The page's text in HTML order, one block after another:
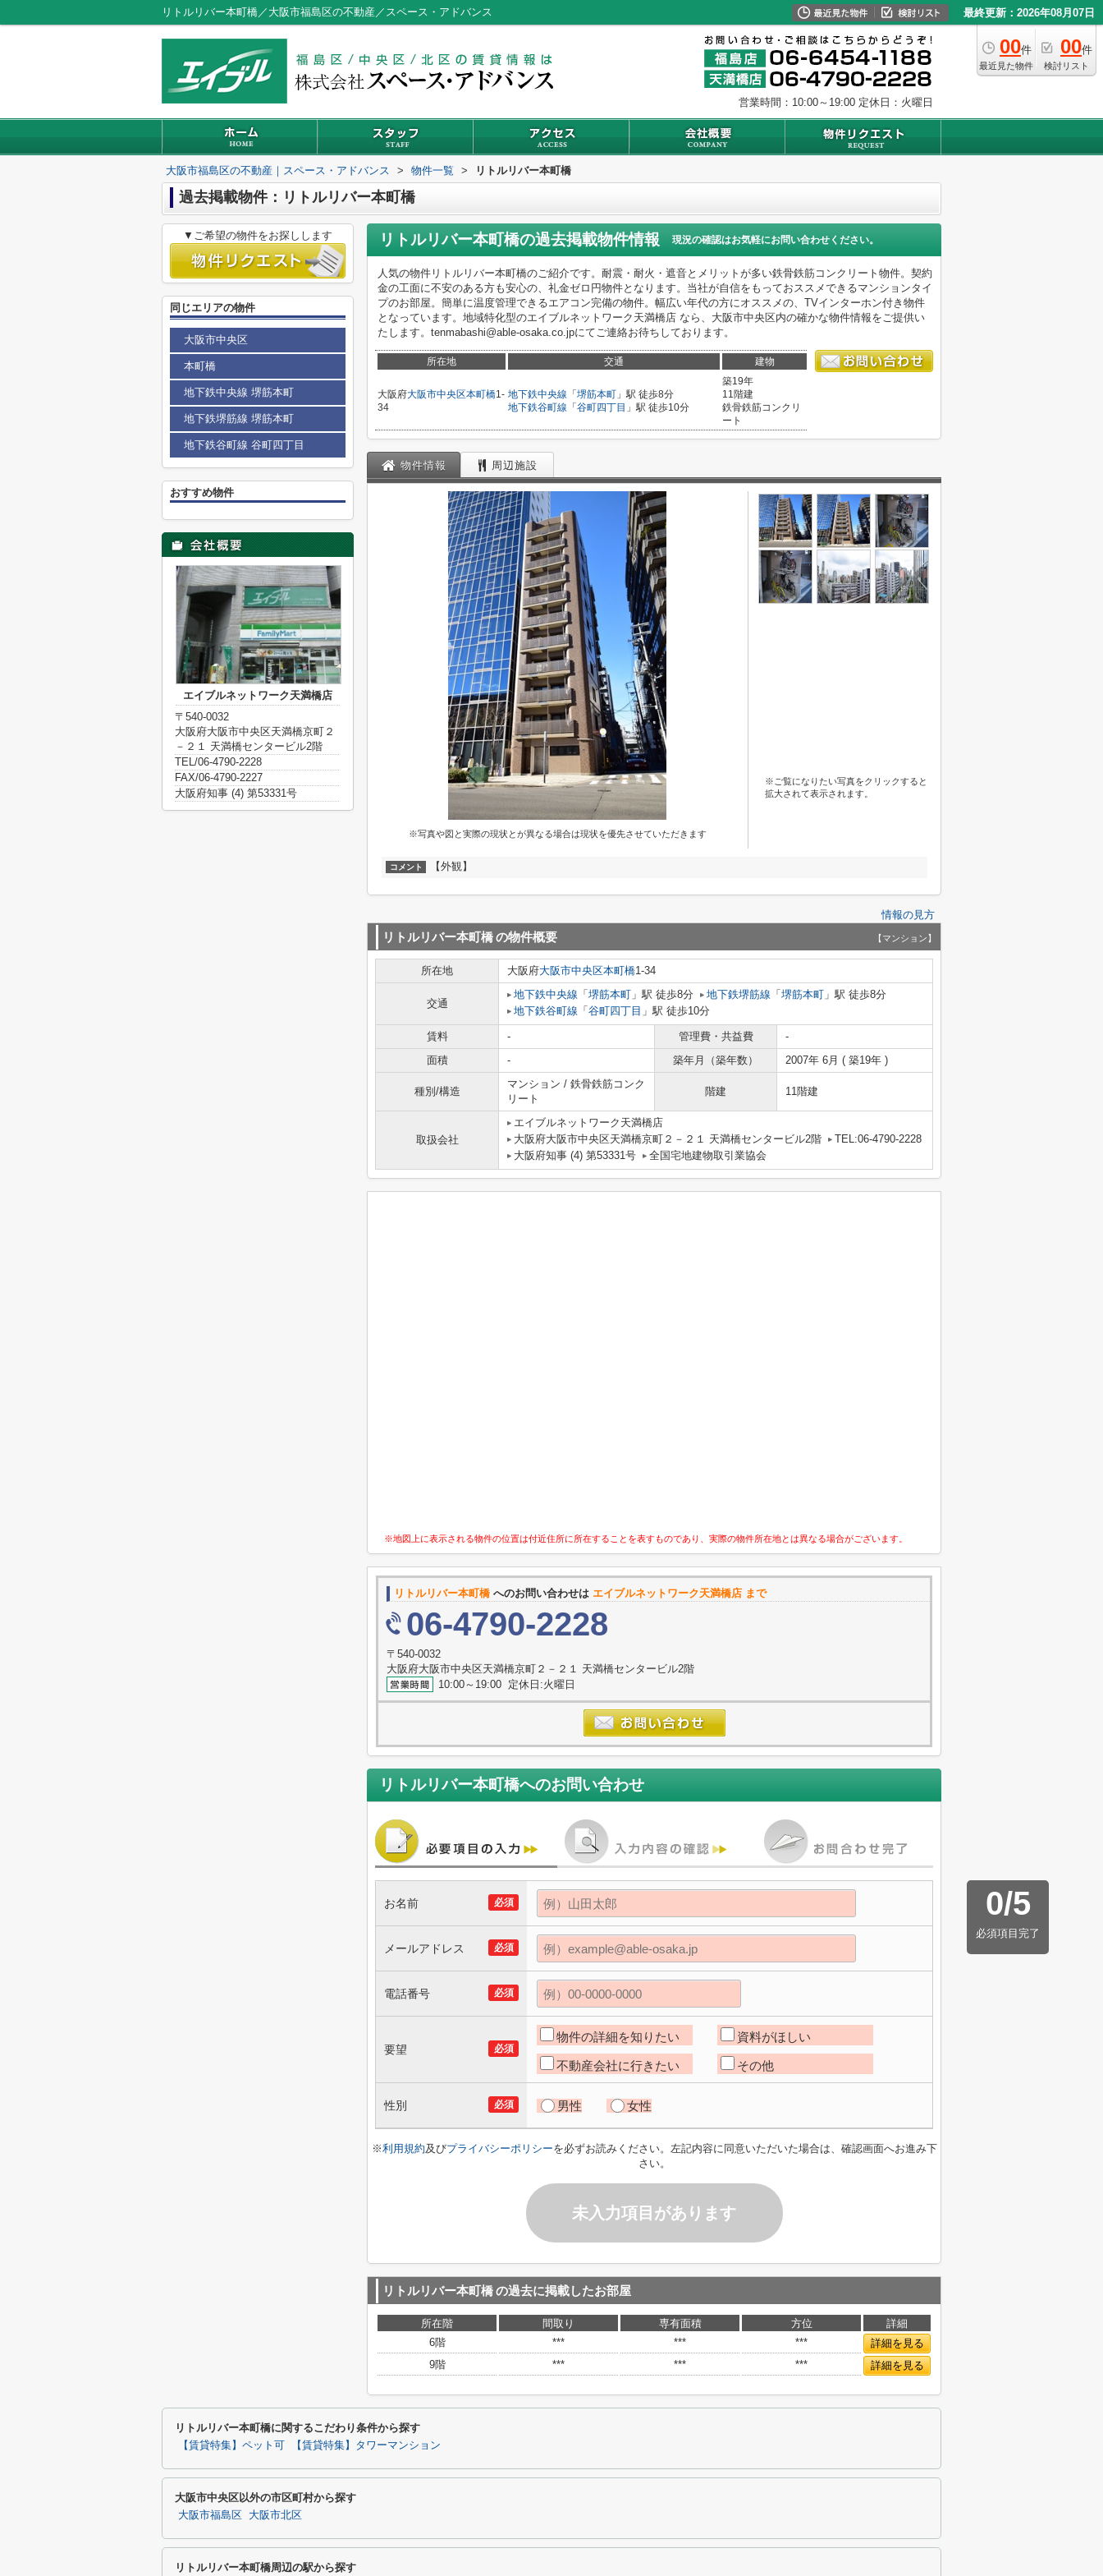
リトルリバー本町橋／大阪市福島区の不動産／スペース・アドバンス 最終更新：2026年08月07日
00件
最近見た物件
00件
検討リスト
営業時間：10:00～19:00 定休日：火曜日
大阪市福島区の不動産｜スペース・アドバンス > 物件一覧 > リトルリバー本町橋
過去掲載物件：リトルリバー本町橋
リトルリバー本町橋の過去掲載物件情報 現況の確認はお気軽にお問い合わせください。
人気の物件リトルリバー本町橋のご紹介です。耐震・耐火・遮音とメリットが多い鉄骨鉄筋コンクリート物件。契約
金の工面に不安のある方も安心の、礼金ゼロ円物件となります。当社が自信をもっておススメできるマンションタイ
プのお部屋。簡単に温度管理できるエアコン完備の物件。幅広い年代の方にオススメの、TVインターホン付き物件
となっています。地域特化型のエイブルネットワーク天満橋店 なら、大阪市中央区内の確かな物件情報をご提供い
たします。tenmabashi@able-osaka.co.jpにてご連絡お待ちしております。
所在地 交通 建物
大阪府大阪市中央区本町橋1-
34
地下鉄中央線 「 堺筋本町 」駅 徒歩8分
地下鉄谷町線 「 谷町四丁目 」駅 徒歩10分
築19年
11階建
鉄骨鉄筋コンクリ
ート
物件情報 周辺施設
※写真や図と実際の現状とが異なる場合は現状を優先させていただきます
※ご覧になりたい写真をクリックすると
拡大されて表示されます。
コメント 【外観】
情報の見方
リトルリバー本町橋の物件概要 【マンション】
所在地 大阪府大阪市中央区本町橋1-34
交通
地下鉄中央線 「 堺筋本町 」駅 徒歩8分 地下鉄堺筋線 「 堺筋本町 」駅 徒歩8分
地下鉄谷町線 「 谷町四丁目 」駅 徒歩10分
賃料 - 管理費・共益費
-
面積
- 築年月（築年数） 2007年 6月 ( 築19年 )
種別/構造
マンション / 鉄骨鉄筋コンク
リート
階建 11階建
取扱会社
エイブルネットワーク天満橋店
大阪府大阪市中央区天満橋京町２－２１ 天満橋センタービル2階
TEL:06-4790-2228
大阪府知事 (4) 第53331号
全国宅地建物取引業協会
※地図上に表示される物件の位置は付近住所に所在することを表すものであり、実際の物件所在地とは異なる場合がございます。
リトルリバー本町橋 へのお問い合わせは エイブルネットワーク天満橋店 まで
06-4790-2228
〒540-0032
大阪府大阪市中央区天満橋京町２－２１ 天満橋センタービル2階
10:00～19:00 定休日:火曜日
リトルリバー本町橋へのお問い合わせ
0/5
必須項目完了
必須
お名前
必須
メールアドレス
必須
電話番号
必須
要望
物件の詳細を知りたい 資料がほしい
不動産会社に行きたい その他
必須
性別 男性 女性
※利用規約及びプライバシーポリシーを必ずお読みください。左記内容に同意いただいた場合は、確認画面へお進み下
さい。
未入力項目があります
リトルリバー本町橋の過去に掲載したお部屋
所在階 間取り 専有面積 方位
詳細
6階
*** *** ***
詳細を見る
9階
*** *** *** 詳細を見る
▼ご希望の物件をお探しします
同じエリアの物件
大阪市中央区
本町橋
地下鉄中央線 堺筋本町
地下鉄堺筋線 堺筋本町
地下鉄谷町線 谷町四丁目
おすすめ物件
エイブルネットワーク天満橋店
〒540-0032
大阪府大阪市中央区天満橋京町２
－２１ 天満橋センタービル2階
TEL/06-4790-2228
FAX/06-4790-2227
大阪府知事 (4) 第53331号
リトルリバー本町橋に関するこだわり条件から探す
【賃貸特集】ペット可 【賃貸特集】タワーマンション
大阪市中央区以外の市区町村から探す
大阪市福島区 大阪市北区
リトルリバー本町橋周辺の駅から探す